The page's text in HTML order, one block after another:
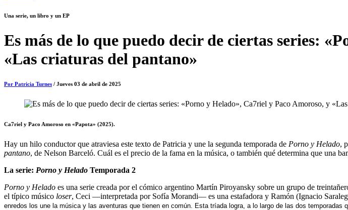
Una serie, un libro y un EP
Es más de lo que puedo decir de ciertas series:
«Las criaturas del pantano»
Por Patricia Turnes / Jueves 03 de abril de 2025
Ca7riel y Paco Amoroso en «Papota» (2025).
Hay un hilo conductor que atraviesa este texto de Patricia y une la segunda temporada de Porno y Helado,
pantano, de Nelson Barceló. Cuál es el precio de la fama en la música, o también qué determina que una
La serie: Porno y Helado Temporada 2
Porno y Helado es una serie creada por el cómico argentino Martín Piroyansky sobre un grupo de
el típico músico loser, Ceci —interpretada por Sofía Morandi— es una estafadora y Ramón (Ignacio
enredos los une la música y las aventuras que tienen en común. Esta tríada logra, a lo largo de las dos